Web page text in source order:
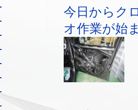
今日からク
オ作業が始